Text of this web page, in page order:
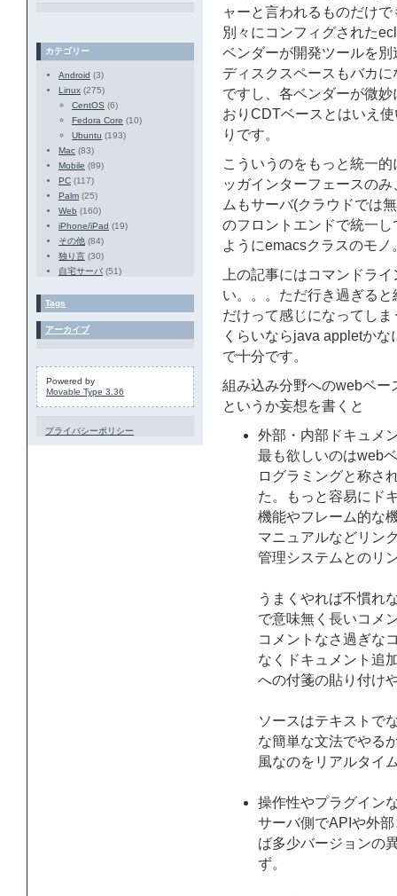
ャーと言われるものだけ
別々にコンフィグされた
ベンダーが開発ツールを
ディスクスペースもバカ
ですし、各ベンダーが微
おりCDTベースとはいえ
りです。
こういうのをもっと統一
ッガインターフェースの
ムもサーバ(クラウドでは
のフロントエンドで統一
ようにemacsクラスのモノ
上の記事にはコマンドラ
い。。。ただ行き過ぎる
だけって感じになってし
くらいならjava appletか
で十分です。
組み込み分野へのwebベー
というか妄想を書くと
外部・内部ドキュメ
最も欲しいのはweb
ログラミングと称さ
た。もっと容易にド
機能やフレーム的な
マニュアルなどリン
管理システムとのリ
うまくやれば不慣れ
で意味無く長いコメ
コメントなさ過ぎな
なくドキュメント追
への付箋の貼り付け
ソースはテキストで
な簡単な文法でやる
風なのをリアルタイ
操作性やプラグイン
サーバ側でAPIや外
ば多少バージョンの
ず。
カテゴリー
Android (3)
Linux (275)
CentOS (6)
Fedora Core (10)
Ubuntu (193)
Mac (83)
Mobile (89)
PC (117)
Palm (25)
Web (160)
iPhone/iPad (19)
その他 (84)
独り言 (30)
自宅サーバ (51)
Tags
アーカイブ
Powered by
Movable Type 3.36
プライバシーポリシー